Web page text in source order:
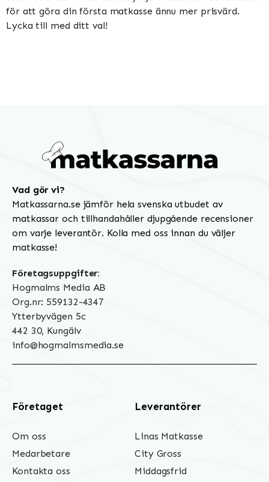
för att göra din första matkasse ännu mer prisvärd.
Lycka till med ditt val!
Vad gör vi?
Matkassarna.se jämför hela svenska utbudet av
matkassar och tillhandahåller djupgående recensioner
om varje leverantör. Kolla med oss innan du väljer
matkasse!
Företagsuppgifter:
Hogmalms Media AB
Org.nr: 559132-4347
Ytterbyvägen 5c
442 30, Kungälv
info@hogmalmsmedia.se
Företaget
Om oss
Medarbetare
Kontakta oss
Leverantörer
Linas Matkasse
City Gross
Middagsfrid